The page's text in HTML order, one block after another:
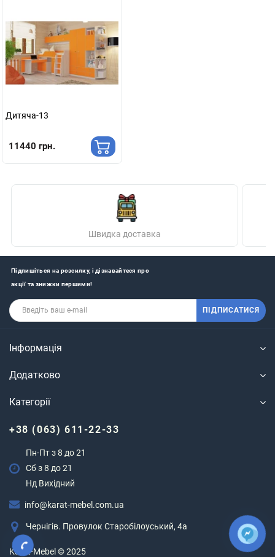
Дитяча-13
11440 грн.
Швидка доставка
Підпишіться на розсилку, і дізнавайтеся про
акції та знижки першими!
ПІДПИСАТИСЯ
Інформація
Додатково
Категорії
+38 (063) 611-22-33
Пн-Пт з 8 до 21
Сб з 8 до 21
Нд Вихідний
info@karat-mebel.com.ua
Чернігів. Провулок Старобілоуський, 4а
Karat-Mebel © 2025